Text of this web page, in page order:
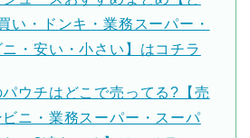
い・ドンキ・業務スーパー・
・安い・小さい】はコチラ
ウチはどこで売ってる?【売
ニ・業務スーパー・スーパ